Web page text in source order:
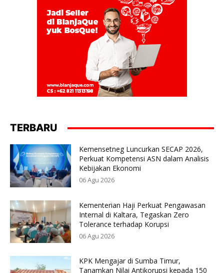
TERBARU
Kemensetneg Luncurkan SECAP 2026,
Perkuat Kompetensi ASN dalam Analisis
Kebijakan Ekonomi
06 Agu 2026
Kementerian Haji Perkuat Pengawasan
Internal di Kaltara, Tegaskan Zero
Tolerance terhadap Korupsi
06 Agu 2026
KPK Mengajar di Sumba Timur,
Tanamkan Nilai Antikorupsi kepada 150